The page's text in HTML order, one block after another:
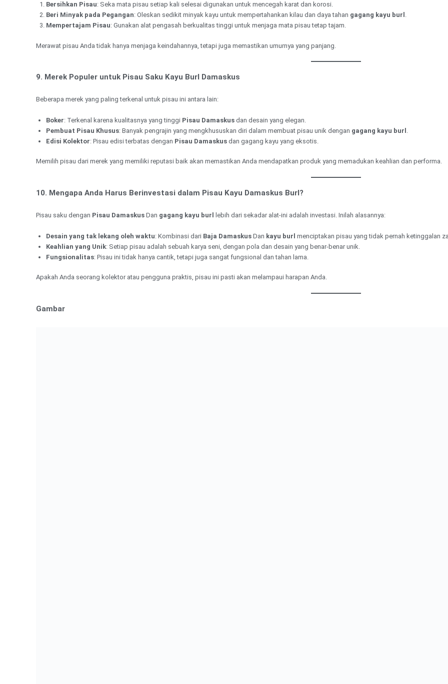
Bersihkan Pisau: Seka mata pisau setiap kali selesai digunakan untuk mencegah karat dan korosi.
Beri Minyak pada Pegangan: Oleskan sedikit minyak kayu untuk mempertahankan kilau dan daya tahan gagang kayu burl .
Mempertajam Pisau: Gunakan alat pengasah berkualitas tinggi untuk menjaga mata pisau tetap tajam.
Merawat pisau Anda tidak hanya menjaga keindahannya, tetapi juga memastikan umurnya yang panjang.
9. Merek Populer untuk Pisau Saku Kayu Burl Damaskus
Beberapa merek yang paling terkenal untuk pisau ini antara lain:
Boker: Terkenal karena kualitasnya yang tinggi Pisau Damaskus dan desain yang elegan.
Pembuat Pisau Khusus: Banyak pengrajin yang mengkhususkan diri dalam membuat pisau unik dengan gagang kayu burl
Edisi Kolektor: Pisau edisi terbatas dengan Pisau Damaskus dan gagang kayu yang eksotis.
Memilih pisau dari merek yang memiliki reputasi baik akan memastikan Anda mendapatkan produk yang memadukan keahlian dan performa.
10. Mengapa Anda Harus Berinvestasi dalam Pisau Kayu Damaskus Burl?
Pisau saku dengan Pisau Damaskus Dan gagang kayu burl lebih dari sekadar alat-ini adalah investasi. Inilah alasannya:
Desain yang tak lekang oleh waktu: Kombinasi dari Baja Damaskus Dan kayu burl menciptakan pisau yang tidak pernah ketinggalan
Keahlian yang Unik: Setiap pisau adalah sebuah karya seni, dengan pola dan desain yang benar-benar unik.
Fungsionalitas: Pisau ini tidak hanya cantik, tetapi juga sangat fungsional dan tahan lama.
Apakah Anda seorang kolektor atau pengguna praktis, pisau ini pasti akan melampaui harapan Anda.
Gambar